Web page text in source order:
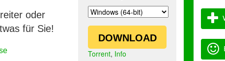
DOWNLOAD
Torrent, Info
oder
für Sie!